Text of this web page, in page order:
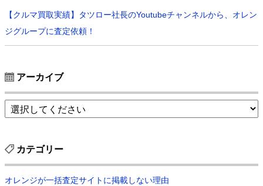
【クルマ買取実績】タツロー社長のYoutubeチャンネルから、オレン
ジグループに査定依頼！
アーカイブ
カテゴリー
オレンジが一括査定サイトに掲載しない理由